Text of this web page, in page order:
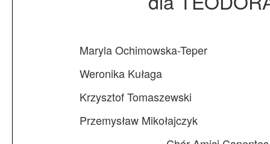
Maryla Ochimowska-Teper
Weronika Kułaga
Krzysztof Tomaszewski
Przemysław Mikołajczyk